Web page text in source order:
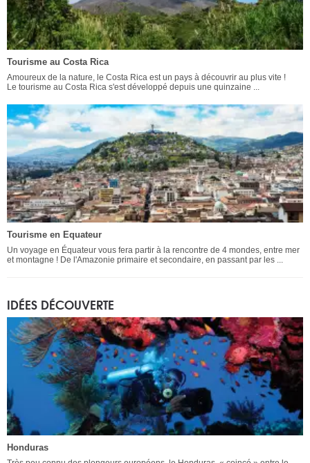
Tourisme au Costa Rica
Amoureux de la nature, le Costa Rica est un pays à découvrir au plus vite !
Le tourisme au Costa Rica s'est développé depuis une quinzaine ...
Tourisme en Equateur
Un voyage en Équateur vous fera partir à la rencontre de 4 mondes, entre mer
et montagne ! De l'Amazonie primaire et secondaire, en passant par les ...
IDÉES DÉCOUVERTE
Honduras